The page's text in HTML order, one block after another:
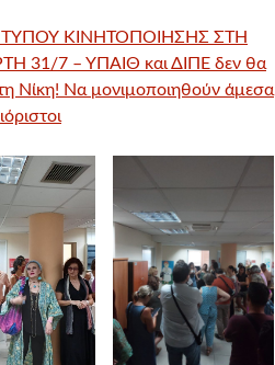
ΤΥΠΟΥ ΚΙΝΗΤΟΠΟΙΗΣΗΣ ΣΤΗ
31/7 – ΥΠΑΙΘ και ΔΙΠΕ δεν θα
Νίκη! Να μονιμοποιηθούν άμεσα